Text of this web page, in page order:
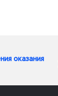
оказания